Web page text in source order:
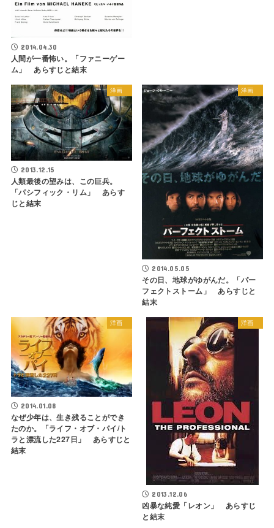
2014.04.30
人間が一番怖い。「ファニーゲー
ム」 あらすじと結末
洋画
2013.12.15
人類最後の望みは、この巨兵。
「パシフィック・リム」 あらす
じと結末
洋画
2014.05.05
その日、地球がゆがんだ。「パー
フェクトストーム」 あらすじと
結末
洋画
2014.01.08
なぜ少年は、生き残ることができ
たのか。「ライフ・オブ・パイ/ト
ラと漂流した227日」 あらすじと
結末
洋画
2013.12.06
凶暴な純愛「レオン」 あらすじ
と結末